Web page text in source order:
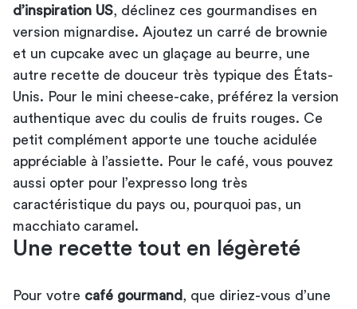
d’inspiration US , déclinez ces gourmandises en
version mignardise. Ajoutez un carré de brownie
et un cupcake avec un glaçage au beurre, une
autre recette de douceur très typique des États-
Unis. Pour le mini cheese-cake, préférez la version
authentique avec du coulis de fruits rouges. Ce
petit complément apporte une touche acidulée
appréciable à l’assiette. Pour le café, vous pouvez
aussi opter pour l’expresso long très
caractéristique du pays ou, pourquoi pas, un
macchiato caramel.
Une recette tout en légèreté
Pour votre café gourmand
, que diriez-vous d’une